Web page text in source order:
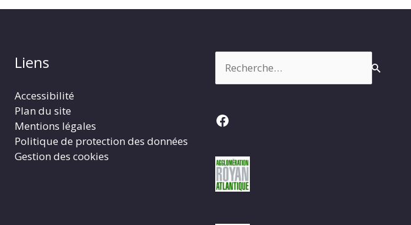
Liens
Accessibilité
Plan du site
Mentions légales
Politique de protection des données
Gestion des cookies
Facebook